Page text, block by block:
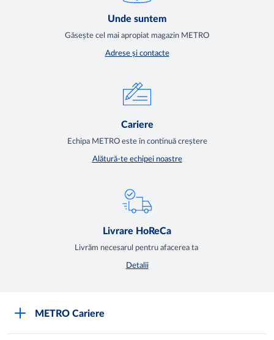
Unde suntem
Găsește cel mai apropiat magazin METRO
Adrese și contacte
Cariere
Echipa METRO este în continuă creștere
Alătură-te echipei noastre
Livrare HoReCa
Livrăm necesarul pentru afacerea ta
Detalii
METRO Cariere